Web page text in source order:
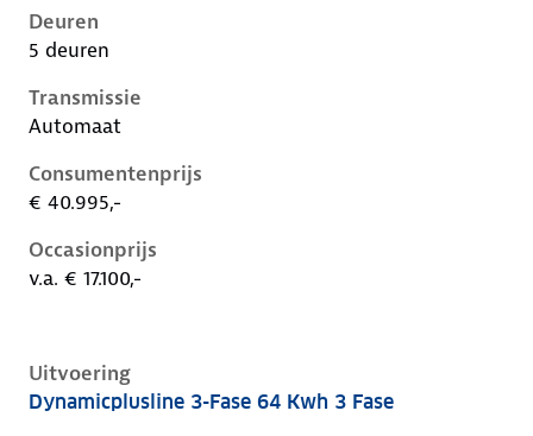
Deuren
5 deuren
Transmissie
Automaat
Consumentenprijs
€ 40.995,-
Occasionprijs
v.a. € 17.100,-
Uitvoering
Kia Niro i-de-1e-facelift, 64 kwh 3 fase, 150 kW,
Dynamicplusline 3-Fase 64 Kwh 3 Fase